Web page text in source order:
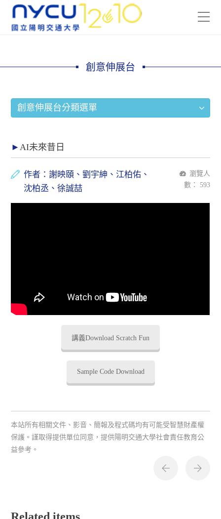
創意伸展台
創意伸展台分類選單
AI未來昔日
作者：謝映頤、劉宇紳、江柏佑、
沈柏丞、徐誠喆
瀏覽人
數： 593
講義Download Scratch Fun
Sample Code Download
本站所有相關文件、影音、簡報及程式碼均有可能受智慧財產權
保護。謹取得提供單位同意，提供陽明交通大學社會責任教育公
益參考。